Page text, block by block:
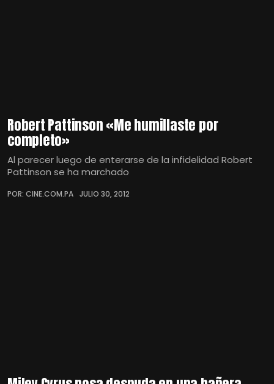
Robert Pattinson «Me humillaste por
completo»
Al parecer luego de enterarse de la infidelidad Robert
Pattinson se ha marchado
POR: CINE.COM.PA JULIO 30, 2012